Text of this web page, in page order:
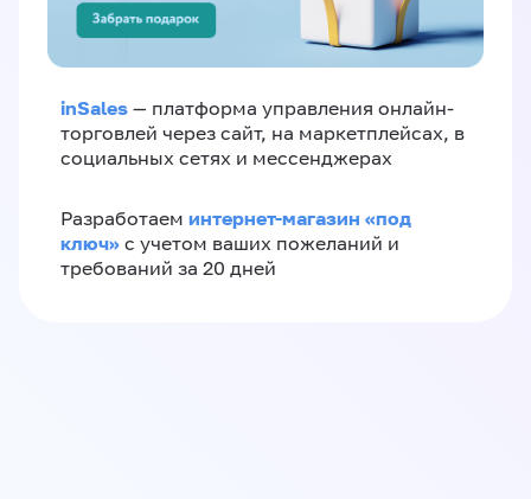
inSales — платформа управления онлайн-
торговлей через сайт, на маркетплейсах, в
социальных сетях и мессенджерах
Разработаем интернет-магазин «‎под
ключ»‎ с учетом ваших пожеланий и
требований за 20 дней